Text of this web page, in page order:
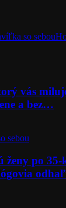
so sebou
vás
a bez…
sebou
ženy po 35-